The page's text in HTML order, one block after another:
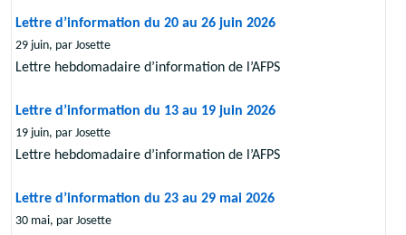
Lettre d’information du 20 au 26 juin 2026
29 juin, par Josette
Lettre hebdomadaire d’information de l’AFPS
Lettre d’information du 13 au 19 juin 2026
19 juin, par Josette
Lettre hebdomadaire d’information de l’AFPS
Lettre d’information du 23 au 29 mai 2026
30 mai, par Josette